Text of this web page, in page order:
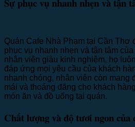
Sự phục vụ nhanh nhẹn và tận
Quán Cafe Nhà Phạm tại Cần
phục vụ nhanh nhẹn và tận tâm
nhân viên giàu kinh nghiệm, họ
đáp ứng mọi yêu cầu của khách
nhanh chóng, nhân viên còn mang
mái và thoáng đãng cho khách
món ăn và đồ uống tại quán.
Chất lượng và độ tươi ngon của